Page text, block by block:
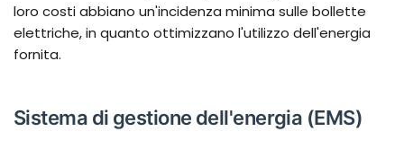
loro costi abbiano un'incidenza minima sulle bollette
elettriche, in quanto ottimizzano l'utilizzo dell'energia
fornita.
Sistema di gestione dell'energia (EMS)